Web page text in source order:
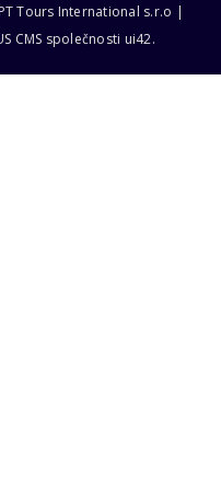
Tours International s.r.o |
CMS společnosti ui42.